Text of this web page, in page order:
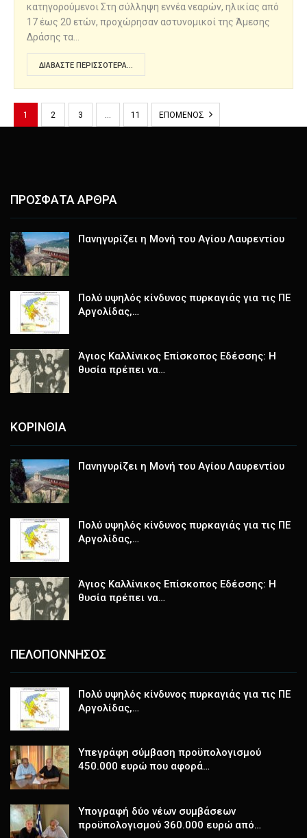
κατηγορούμενοι Στη σύλληψη εννέα νεαρών, ηλικίας από
17 έως 20 ετών, προχώρησαν αστυνομικοί της Άμεσης
Δράσης τα…
ΔΙΑΒΆΣΤΕ ΠΕΡΙΣΣΌΤΕΡΑ...
1 2 3 … 11 ΕΠΌΜΕΝΟΣ
ΠΡΟΣΦΑΤΑ ΑΡΘΡΑ
Πανηγυρίζει η Μονή του Αγίου Λαυρεντίου
Πολύ υψηλός κίνδυνος πυρκαγιάς για τις ΠΕ
Αργολίδας,…
Άγιος Καλλίνικος Επίσκοπος Εδέσσης: Η
θυσία πρέπει να…
ΚΟΡΙΝΘΙΑ
Πανηγυρίζει η Μονή του Αγίου Λαυρεντίου
Πολύ υψηλός κίνδυνος πυρκαγιάς για τις ΠΕ
Αργολίδας,…
Άγιος Καλλίνικος Επίσκοπος Εδέσσης: Η
θυσία πρέπει να…
ΠΕΛΟΠΟΝΝΗΣΟΣ
Πολύ υψηλός κίνδυνος πυρκαγιάς για τις ΠΕ
Αργολίδας,…
Υπεγράφη σύμβαση προϋπολογισμού
450.000 ευρώ που αφορά…
Υπογραφή δύο νέων συμβάσεων
προϋπολογισμού 360.000 ευρώ από…